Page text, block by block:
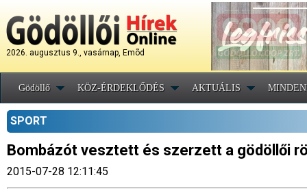
2026. augusztus 9., vasárnap, Emõd
Gödöllő KÖZ-ÉRDEKLŐDÉS AKTUÁLIS
SPORT
Bombázót vesztett és szerzett a gödöllői
2015-07-28 12:11:45